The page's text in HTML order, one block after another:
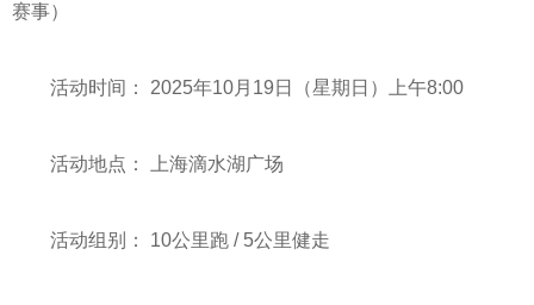
赛事）
活动时间： 2025年10月19日（星期日）上午8:00
活动地点： 上海滴水湖广场
活动组别： 10公里跑 / 5公里健走